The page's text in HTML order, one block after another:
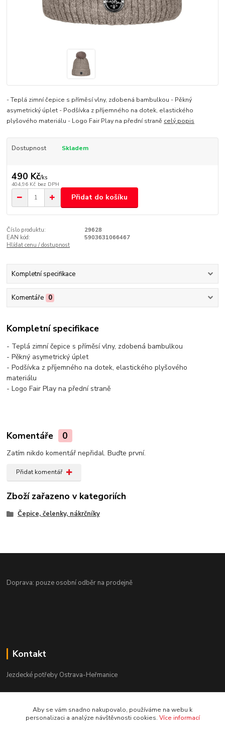
- Teplá zimní čepice s příměsí vlny, zdobená bambulkou - Pěkný
asymetrický úplet - Podšívka z příjemného na dotek, elastického
plyšového materiálu - Logo Fair Play na přední straně celý popis
Dostupnost Skladem
490 Kč/ks
404,96 Kč bez DPH
Přidat do košíku
Číslo produktu:
29628
EAN kód:
5903631066467
Hlídat cenu / dostupnost
Kompletní specifikace
Komentáře 0
Kompletní specifikace
- Teplá zimní čepice s příměsí vlny, zdobená bambulkou
- Pěkný asymetrický úplet
- Podšívka z příjemného na dotek, elastického plyšového
materiálu
- Logo Fair Play na přední straně
Komentáře 0
Zatím nikdo komentář nepřidal. Buďte první.
Přidat komentář
Zboží zařazeno v kategoriích
Čepice, čelenky, nákrčníky
Doprava: pouze osobní odběr na prodejně
Kontakt
Jezdecké potřeby Ostrava-Heřmanice
Po-Pá 9:30 - 17:30
Aby se vám snadno nakupovalo, používáme na webu k
personalizaci a analýze návštěvnosti cookies. Více informací